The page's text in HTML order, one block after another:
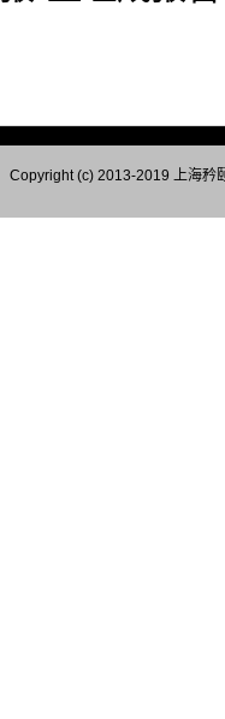
Copyright (c) 2013-2019 上海矜